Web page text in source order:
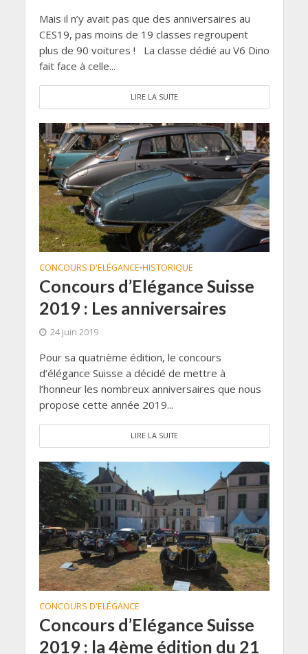
Mais il n’y avait pas que des anniversaires au
CES19, pas moins de 19 classes regroupent
plus de 90 voitures ! La classe dédié au V6 Dino
fait face à celle...
LIRE LA SUITE
CONCOURS D'ELÉGANCE•HISTORIQUE
Concours d’Elégance Suisse
2019 : Les anniversaires
24 juin 2019
Pour sa quatrième édition, le concours
d’élégance Suisse a décidé de mettre à
l’honneur les nombreux anniversaires que nous
propose cette année 2019...
LIRE LA SUITE
CONCOURS D'ELÉGANCE
Concours d’Elégance Suisse
2019 : la 4ème édition du 21